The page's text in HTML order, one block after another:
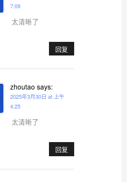
7:09
太清晰了
回复
zhoutao says:
2025年3月30日 at 上午
4:25
太清晰了
回复